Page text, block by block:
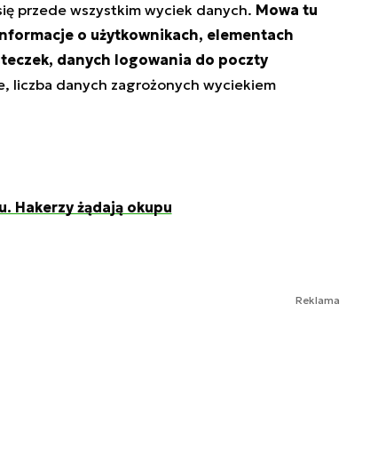
przede wszystkim wyciek danych. Mowa tu
o użytkownikach, elementach
danych logowania do poczty
liczba danych zagrożonych wyciekiem
Hakerzy żądają okupu
Reklama